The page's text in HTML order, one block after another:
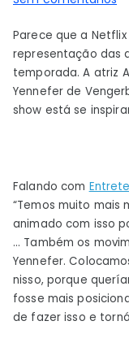
3ª
Parece que a Netflix
representação das
temporada. A atriz
Yennefer de
show está se
Falando com
“Temos muito mais
animado com isso
… Também os
Yennefer.
nisso, porque
fosse mais
de fazer isso e